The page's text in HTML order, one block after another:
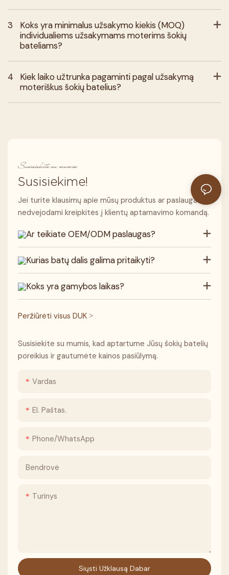
3
Koks yra minimalus užsakymo kiekis (MOQ)
individualiems užsakymams moterims šokių
bateliams?
4
Kiek laiko užtrunka pagaminti pagal užsakymą
moteriškus šokių batelius?
Susisiekite su mumis
Susisiekime!
Jei turite klausimų apie mūsų produktus ar paslaugas,
nedvejodami kreipkitės į klientų aptarnavimo komandą.
Ar teikiate OEM/ODM paslaugas?
Kurias batų dalis galima pritaikyti?
Koks yra gamybos laikas?
Peržiūrėti visus DUK >
Susisiekite su mumis, kad aptartume Jūsų šokių batelių
poreikius ir gautumėte kainos pasiūlymą.
Vardas
El. Paštas.
Phone/whatsApp
Bendrovė
Turinys
Siųsti Užklausą Dabar